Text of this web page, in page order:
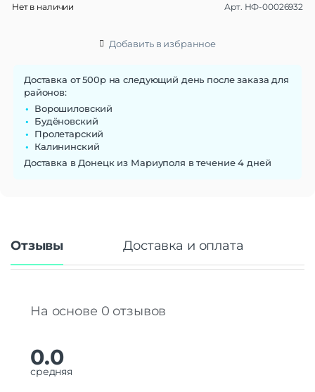
Нет в наличии Арт. НФ-00026932
Добавить в избранное
Доставка от 500р на следующий день после заказа для
районов:
Ворошиловский
Будёновский
Пролетарский
Калининский
Доставка в Донецк из Мариуполя в течение 4 дней
Отзывы Доставка и оплата
На основе 0 отзывов
0.0
средняя